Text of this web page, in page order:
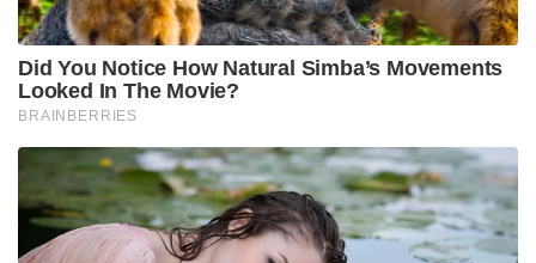
Did You Notice How Natural Simba’s Movements
Looked In The Movie?
BRAINBERRIES